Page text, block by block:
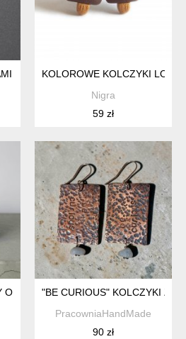
- BRĄZOWEKOLOROWE KOLCZYKI LODY
Nigra
59 zł
OKSYDOWANA MIEDŹ
"BE CURIOUS" KOLCZYKI Z
PracowniaHandMade
90 zł